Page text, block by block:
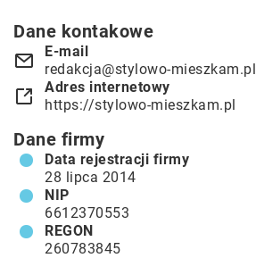
Dane kontakowe
E-mail
redakcja@stylowo-mieszkam.pl
Adres internetowy
https://stylowo-mieszkam.pl
Dane firmy
Data rejestracji firmy
28 lipca 2014
NIP
6612370553
REGON
260783845